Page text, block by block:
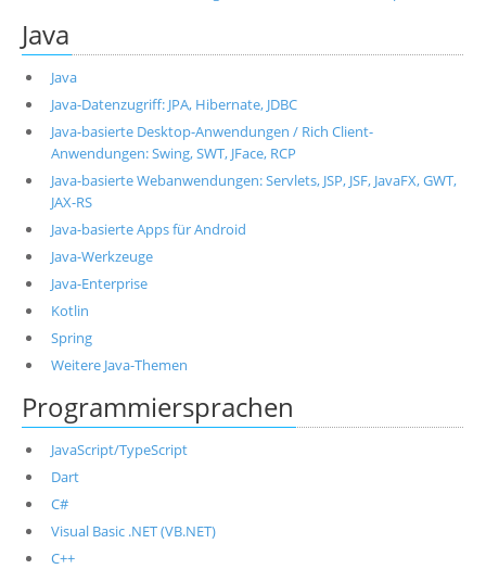
Java
Java
Java-Datenzugriff: JPA, Hibernate, JDBC
Java-basierte Desktop-Anwendungen / Rich Client-
Anwendungen: Swing, SWT, JFace, RCP
Java-basierte Webanwendungen: Servlets, JSP, JSF, JavaFX, GWT,
JAX-RS
Java-basierte Apps für Android
Java-Werkzeuge
Java-Enterprise
Kotlin
Spring
Weitere Java-Themen
Programmiersprachen
JavaScript/TypeScript
Dart
C#
Visual Basic .NET (VB.NET)
C++